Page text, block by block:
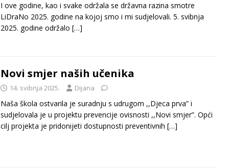
I ove godine, kao i svake održala se državna razina smotre
LiDraNo 2025. godine na kojoj smo i mi sudjelovali. 5. svibnja
2025. godine održalo […]
Novi smjer naših učenika
14. svibnja 2025. Dijana
Naša škola ostvarila je suradnju s udrugom ,,Djeca prva” i
sudjelovala je u projektu prevencije ovisnosti ,,Novi smjer”. Opći
cilj projekta je pridonijeti dostupnosti preventivnih […]